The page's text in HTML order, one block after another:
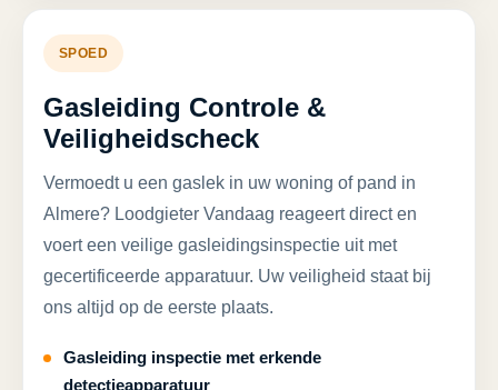
SPOED
Gasleiding Controle &
Veiligheidscheck
Vermoedt u een gaslek in uw woning of pand in
Almere? Loodgieter Vandaag reageert direct en
voert een veilige gasleidingsinspectie uit met
gecertificeerde apparatuur. Uw veiligheid staat bij
ons altijd op de eerste plaats.
Gasleiding inspectie met erkende
detectieapparatuur